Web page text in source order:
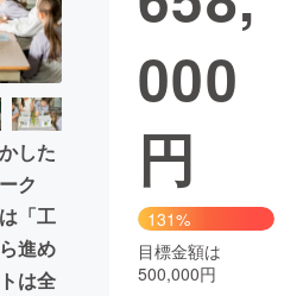
書籍・雑誌
チャレンジ
活性化
Good
CAMPFIRE Creation
納税machi-ya コミュニティ
した
ク
「工
進め
は全
000
円
131%
目標金額は
500,000円